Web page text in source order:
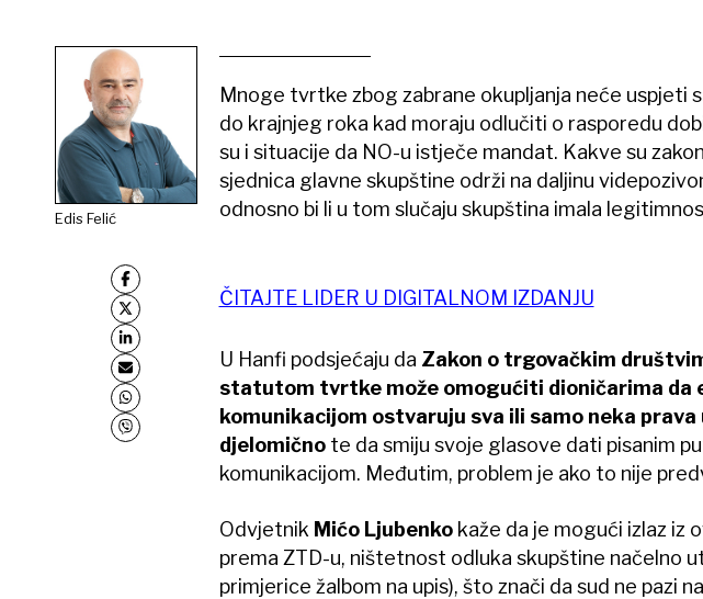
Edis Felić
Mnoge tvrtke zbog zabrane okupljanja neće uspjeti
do krajnjeg roka kad moraju odlučiti o rasporedu
su i situacije da NO-u istječe mandat. Kakve su
sjednica glavne skupštine održi na daljinu
odnosno bi li u tom slučaju skupština imala
ČITAJTE LIDER U DIGITALNOM IZDANJU
U Hanfi podsjećaju da Zakon o trgovačkim
statutom tvrtke može omogućiti dioničarima da
komunikacijom ostvaruju sva ili samo neka
djelomično te da smiju svoje glasove dati pisanim
komunikacijom. Međutim, problem je ako to nije
Odvjetnik Mićo Ljubenkokaže da je mogući izlaz iz
prema ZTD-u, ništetnost odluka skupštine načelno
primjerice žalbom na upis), što znači da sud ne pazi